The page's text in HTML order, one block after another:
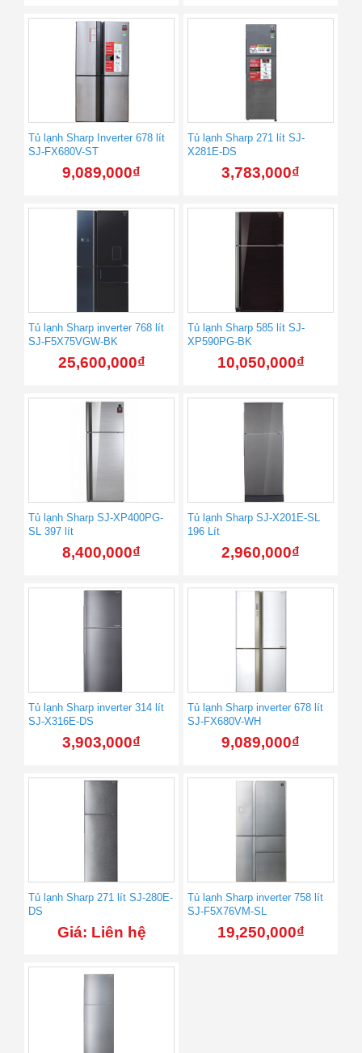
Tủ lạnh Sharp Inverter 678 lít
SJ-FX680V-ST
9,089,000₫
Tủ lạnh Sharp 271 lít SJ-
X281E-DS
3,783,000₫
Tủ lạnh Sharp inverter 768 lít
SJ-F5X75VGW-BK
25,600,000₫
Tủ lạnh Sharp 585 lít SJ-
XP590PG-BK
10,050,000₫
Tủ lạnh Sharp SJ-XP400PG-
SL 397 lít
8,400,000₫
Tủ lạnh Sharp SJ-X201E-SL
196 Lít
2,960,000₫
Tủ lạnh Sharp inverter 314 lít
SJ-X316E-DS
3,903,000₫
Tủ lạnh Sharp inverter 678 lít
SJ-FX680V-WH
9,089,000₫
Tủ lạnh Sharp 271 lít SJ-280E-
DS
Giá: Liên hệ
Tủ lạnh Sharp inverter 758 lít
SJ-F5X76VM-SL
19,250,000₫